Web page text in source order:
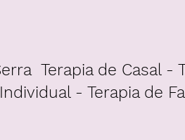
Terapia de Casal -
- Terapia de